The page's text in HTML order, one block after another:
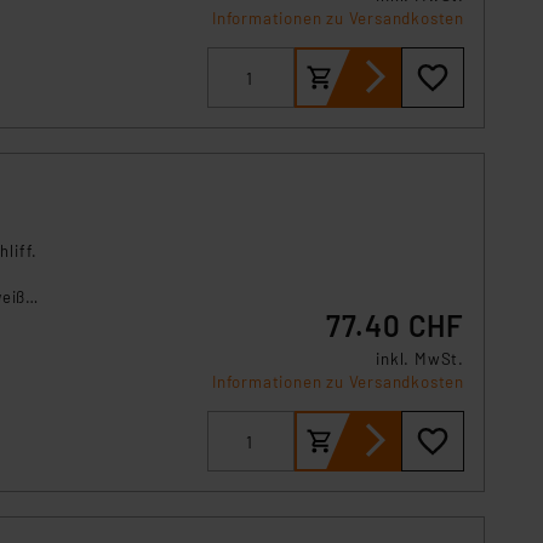
(1) lit. a DSGVO.
Europäischen
der übermittelten
Informationen zu Versandkosten
77.40 CHF
inkl. MwSt.
Informationen zu Versandkosten